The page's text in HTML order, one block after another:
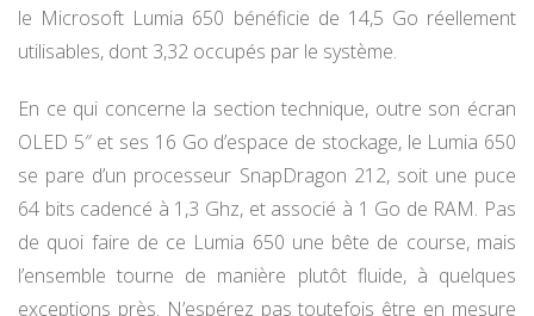
le Microsoft Lumia 650 bénéficie de 14,5 Go réellement
utilisables, dont 3,32 occupés par le système.
En ce qui concerne la section technique, outre son écran
OLED 5″ et ses 16 Go d’espace de stockage, le Lumia 650
se pare d’un processeur SnapDragon 212, soit une puce
64 bits cadencé à 1,3 Ghz, et associé à 1 Go de RAM. Pas
de quoi faire de ce Lumia 650 une bête de course, mais
l’ensemble tourne de manière plutôt fluide, à quelques
exceptions près. N’espérez pas toutefois être en mesure